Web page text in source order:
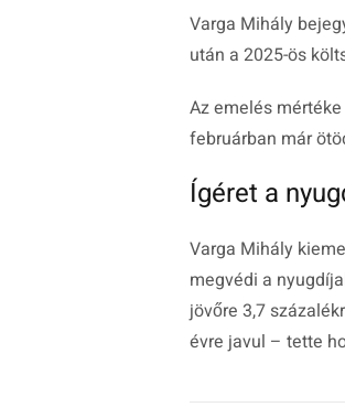
Varga Mihály
után a 2025-ös
Az emelés
februárban már
Ígéret a
Varga Mihály
megvédi a
jövőre 3,7
évre javul – tette